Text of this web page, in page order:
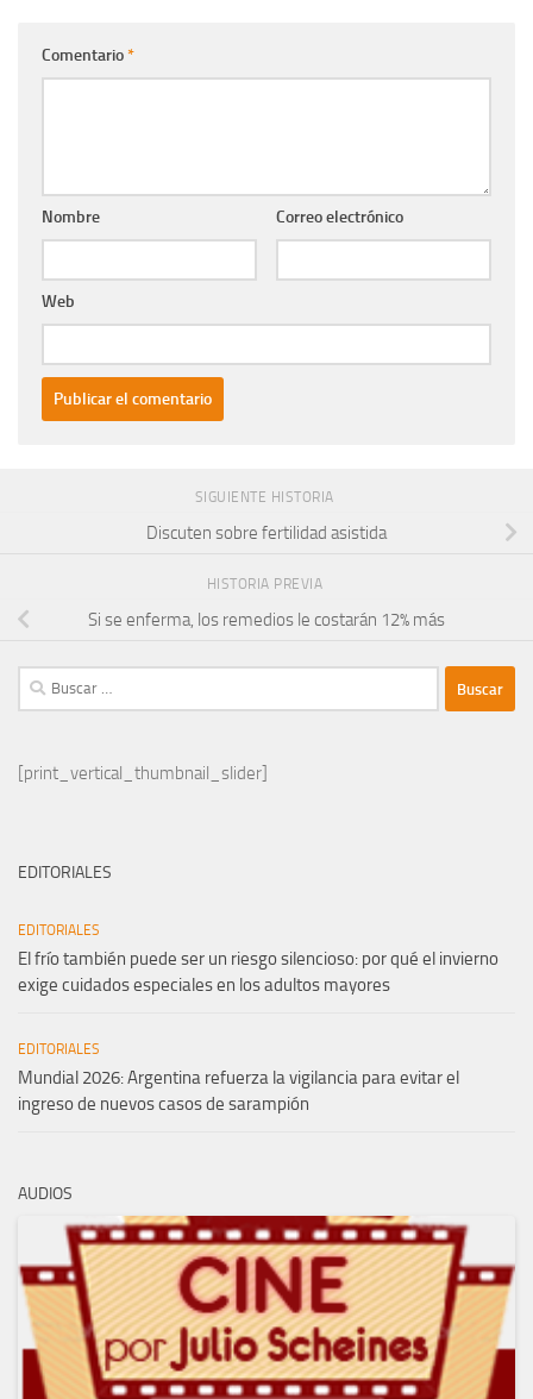
Comentario*
Nombre Correo electrónico
Web
SIGUIENTE HISTORIA
Discuten sobre fertilidad asistida
HISTORIA PREVIA
Si se enferma, los remedios le costarán 12% más
Buscar:
[print_vertical_thumbnail_slider]
EDITORIALES
EDITORIALES
El frío también puede ser un riesgo silencioso: por qué el invierno
exige cuidados especiales en los adultos mayores
EDITORIALES
Mundial 2026: Argentina refuerza la vigilancia para evitar el
ingreso de nuevos casos de sarampión
AUDIOS